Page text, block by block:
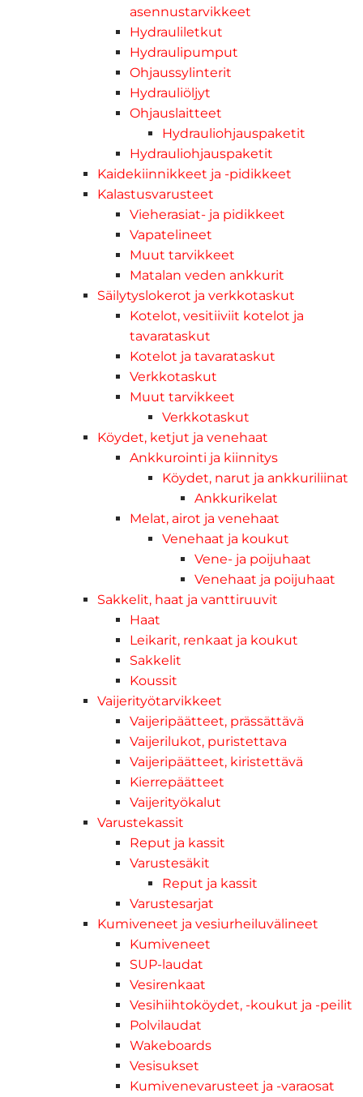
asennustarvikkeet
Hydrauliletkut
Hydraulipumput
Ohjaussylinterit
Hydrauliöljyt
Ohjauslaitteet
Hydrauliohjauspaketit
Hydrauliohjauspaketit
Kaidekiinnikkeet ja -pidikkeet
Kalastusvarusteet
Vieherasiat- ja pidikkeet
Vapatelineet
Muut tarvikkeet
Matalan veden ankkurit
Säilytyslokerot ja verkkotaskut
Kotelot, vesitiiviit kotelot ja
tavarataskut
Kotelot ja tavarataskut
Verkkotaskut
Muut tarvikkeet
Verkkotaskut
Köydet, ketjut ja venehaat
Ankkurointi ja kiinnitys
Köydet, narut ja ankkuriliinat
Ankkurikelat
Melat, airot ja venehaat
Venehaat ja koukut
Vene- ja poijuhaat
Venehaat ja poijuhaat
Sakkelit, haat ja vanttiruuvit
Haat
Leikarit, renkaat ja koukut
Sakkelit
Koussit
Vaijerityötarvikkeet
Vaijeripäätteet, prässättävä
Vaijerilukot, puristettava
Vaijeripäätteet, kiristettävä
Kierrepäätteet
Vaijerityökalut
Varustekassit
Reput ja kassit
Varustesäkit
Reput ja kassit
Varustesarjat
Kumiveneet ja vesiurheiluvälineet
Kumiveneet
SUP-laudat
Vesirenkaat
Vesihiihtoköydet, -koukut ja -peilit
Polvilaudat
Wakeboards
Vesisukset
Kumivenevarusteet ja -varaosat